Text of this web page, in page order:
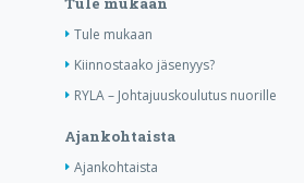
Tule mukaan
Kiinnostaako jäsenyys?
RYLA – Johtajuuskoulutus nuorille
Ajankohtaista
Ajankohtaista